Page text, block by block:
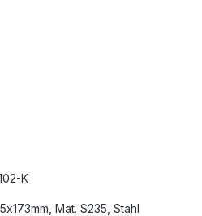
K
Mat. S235, Stahl